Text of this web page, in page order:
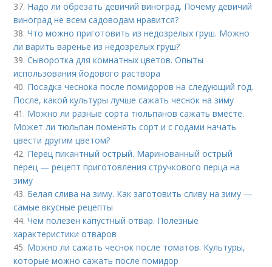
37. Надо ли обрезать девичий виноград. Почему девичий
виноград не всем садоводам нравится?
38.Что можно приготовить из недозрелых груш. Можно
ли варить варенье из недозрелых груш?
39.Сыворотка для комнатных цветов. Опыты
использования йодового раствора
40. Посадка чеснока после помидоров на следующий год.
После, какой культуры лучше сажать чеснок на зиму
41. Можно ли разные сорта тюльпанов сажать вместе.
Может ли тюльпан поменять сорт и с годами начать
цвести другим цветом?
42. Перец пикантный острый. Маринованный острый
перец — рецепт приготовления стручкового перца на
зиму
43. Белая слива на зиму. Как заготовить сливу на зиму —
самые вкусные рецепты
44.Чем полезен капустный отвар. Полезные
характеристики отваров
45. Можно ли сажать чеснок после томатов. Культуры,
которые можно сажать после помидор